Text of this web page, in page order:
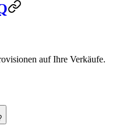
auf Ihre Verkäufe.